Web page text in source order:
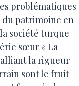
problématiques
du patrimoine en
société turque
sœur « La
alliant la rigueur
sont le fruit